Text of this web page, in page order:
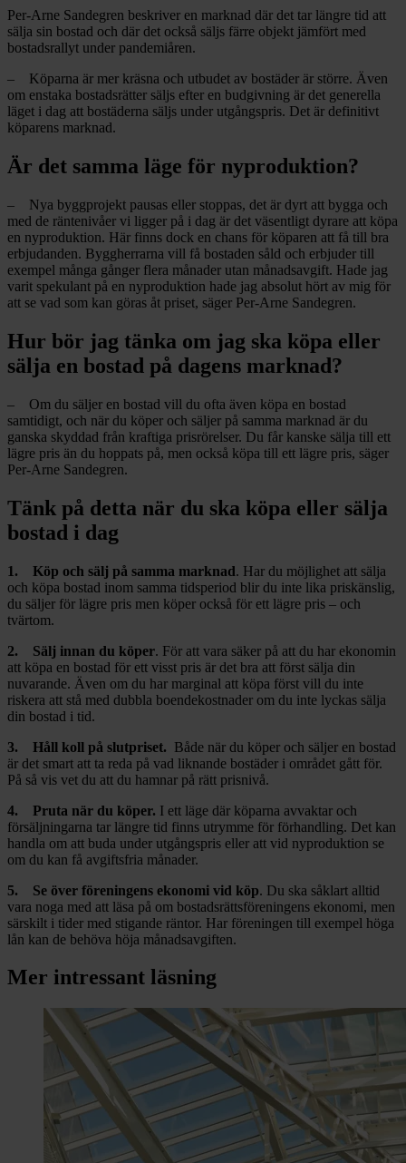
Per-Arne Sandegren beskriver en marknad där det tar längre tid att
sälja sin bostad och där det också säljs färre objekt jämfört med
bostadsrallyt under pandemiåren.
– Köparna är mer kräsna och utbudet av bostäder är större. Även
om enstaka bostadsrätter säljs efter en budgivning är det generella
läget i dag att bostäderna säljs under utgångspris. Det är definitivt
köparens marknad.
Är det samma läge för nyproduktion?
– Nya byggprojekt pausas eller stoppas, det är dyrt att bygga och
med de räntenivåer vi ligger på i dag är det väsentligt dyrare att köpa
en nyproduktion. Här finns dock en chans för köparen att få till bra
erbjudanden. Byggherrarna vill få bostaden såld och erbjuder till
exempel många gånger flera månader utan månadsavgift. Hade jag
varit spekulant på en nyproduktion hade jag absolut hört av mig för
att se vad som kan göras åt priset, säger Per-Arne Sandegren.
Hur bör jag tänka om jag ska köpa eller
sälja en bostad på dagens marknad?
– Om du säljer en bostad vill du ofta även köpa en bostad
samtidigt, och när du köper och säljer på samma marknad är du
ganska skyddad från kraftiga prisrörelser. Du får kanske sälja till ett
lägre pris än du hoppats på, men också köpa till ett lägre pris, säger
Per-Arne Sandegren.
Tänk på detta när du ska köpa eller sälja
bostad i dag
1. Köp och sälj på samma marknad. Har du möjlighet att sälja
och köpa bostad inom samma tidsperiod blir du inte lika priskänslig,
du säljer för lägre pris men köper också för ett lägre pris – och
tvärtom.
2. Sälj innan du köper. För att vara säker på att du har ekonomin
att köpa en bostad för ett visst pris är det bra att först sälja din
nuvarande. Även om du har marginal att köpa först vill du inte
riskera att stå med dubbla boendekostnader om du inte lyckas sälja
din bostad i tid.
3. Håll koll på slutpriset. Både när du köper och säljer en bostad
är det smart att ta reda på vad liknande bostäder i området gått för.
På så vis vet du att du hamnar på rätt prisnivå.
4. Pruta när du köper. I ett läge där köparna avvaktar och
försäljningarna tar längre tid finns utrymme för förhandling. Det kan
handla om att buda under utgångspris eller att vid nyproduktion se
om du kan få avgiftsfria månader.
5. Se över föreningens ekonomi vid köp. Du ska såklart alltid
vara noga med att läsa på om bostadsrättsföreningens ekonomi, men
särskilt i tider med stigande räntor. Har föreningen till exempel höga
lån kan de behöva höja månadsavgiften.
Mer intressant läsning